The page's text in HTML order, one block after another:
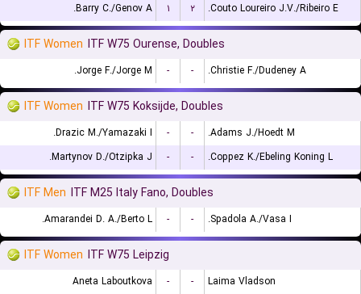
Barry C./Genov A.
۱ ۲ Couto Loureiro J.V./Ribeiro E.
ITF Women ITF W75 Ourense, Doubles
Jorge F./Jorge M. - - Christie F./Dudeney A.
ITF Women ITF W75 Koksijde, Doubles
Drazic M./Yamazaki I. - -
Adams J./Hoedt M.
Martynov D./Otzipka J.
- - Coppez K./Ebeling Koning L.
ITF Men ITF M25 Italy Fano, Doubles
Amarandei D. A./Berto L. - - Spadola A./Vasa I.
ITF Women ITF W75 Leipzig
Aneta Laboutkova - -
Laima Vladson